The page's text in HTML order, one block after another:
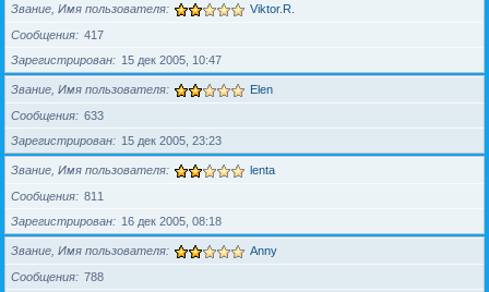
Звание, Имя пользователя Viktor.R.
Сообщения
417
Зарегистрирован
15 дек 2005, 10:47
Звание, Имя пользователя Elen
Сообщения
633
Зарегистрирован
15 дек 2005, 23:23
Звание, Имя пользователя lenta
Сообщения
811
Зарегистрирован
16 дек 2005, 08:18
Звание, Имя пользователя Anny
Сообщения
788